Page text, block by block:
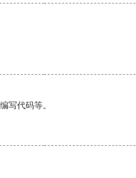
写代码等。